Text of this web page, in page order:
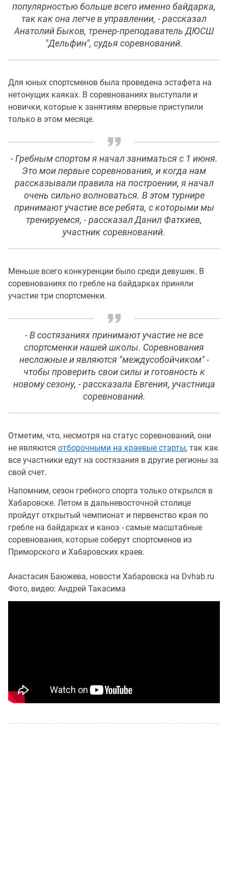
популярностью больше всего именно байдарка,
так как она легче в управлении, - рассказал
Анатолий Быков, тренер-преподаватель ДЮСШ
"Дельфин", судья соревнований.
Для юных спортсменов была проведена эстафета на
нетонущих каяках. В соревнованиях выступали и
новички, которые к занятиям впервые приступили
только в этом месяце.
- Гребным спортом я начал заниматься с 1 июня.
Это мои первые соревнования, и когда нам
рассказывали правила на построении, я начал
очень сильно волноваться. В этом турнире
принимают участие все ребята, с которыми мы
тренируемся, - рассказал Данил Фаткиев,
участник соревнований.
Меньше всего конкуренции было среди девушек. В
соревнованиях по гребле на байдарках приняли
участие три спортсменки.
- В состязаниях принимают участие не все
спортсменки нашей школы. Соревнования
несложные и являются "междусобойчиком" -
чтобы проверить свои силы и готовность к
новому сезону, - рассказала Евгения, участница
соревнований.
Отметим, что, несмотря на статус соревнований, они
не являются отборочными на краевые старты, так как
все участники едут на состязания в другие регионы за
свой счет.
Напомним, сезон гребного спорта только открылся в
Хабаровске. Летом в дальневосточной столице
пройдут открытый чемпионат и первенство края по
гребле на байдарках и каноэ - самые масштабные
соревнования, которые соберут спортсменов из
Приморского и Хабаровских краев.
Анастасия Баюжева, новости Хабаровска на Dvhab.ru
Фото, видео: Андрей Такасима